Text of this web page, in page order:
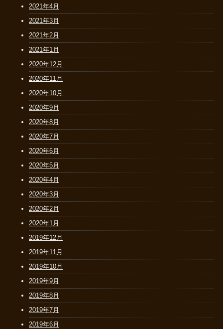
2021年4月
2021年3月
2021年2月
2021年1月
2020年12月
2020年11月
2020年10月
2020年9月
2020年8月
2020年7月
2020年6月
2020年5月
2020年4月
2020年3月
2020年2月
2020年1月
2019年12月
2019年11月
2019年10月
2019年9月
2019年8月
2019年7月
2019年6月